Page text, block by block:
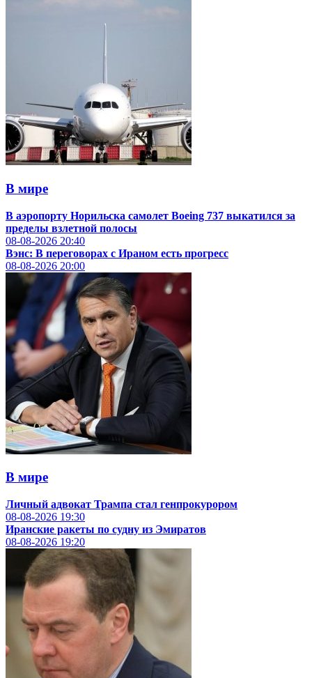
В мире
В аэропорту Норильска самолет Boeing 737 выкатился за
пределы взлетной полосы
08-08-2026 20:40
Вэнс: В переговорах с Ираном есть прогресс
08-08-2026 20:00
В мире
Личный адвокат Трампа стал генпрокурором
08-08-2026 19:30
Иранские ракеты по судну из Эмиратов
08-08-2026 19:20